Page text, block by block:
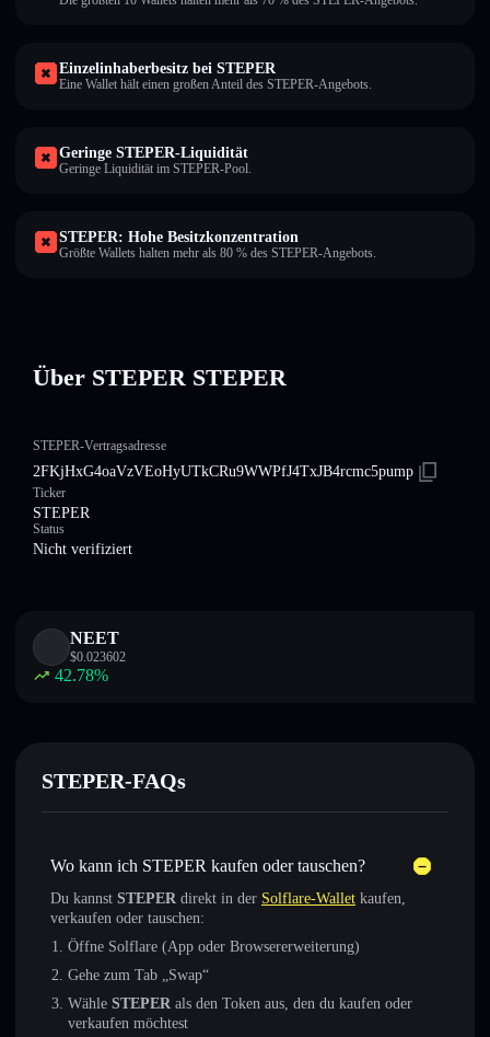
Einzelinhaberbesitz bei STEPER
Eine Wallet hält einen großen Anteil des STEPER-Angebots.
Geringe STEPER-Liquidität
Geringe Liquidität im STEPER-Pool.
STEPER: Hohe Besitzkonzentration
Größte Wallets halten mehr als 80 % des STEPER-Angebots.
Über STEPER STEPER
STEPER-Vertragsadresse
2FKjHxG4oaVzVEoHyUTkCRu9WWPfJ4TxJB4rcmc5pump
Ticker
STEPER
Status
Nicht verifiziert
NEET
$0.023602
42.78%
STEPER-FAQs
Wo kann ich STEPER kaufen oder tauschen?
Du kannst STEPER direkt in der Solflare-Wallet kaufen,
verkaufen oder tauschen:
Öffne Solflare (App oder Browsererweiterung)
Gehe zum Tab „Swap“
Wähle STEPER als den Token aus, den du kaufen oder
verkaufen möchtest